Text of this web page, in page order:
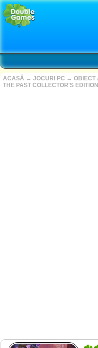
ACASĂ → JOCURI PC → OBIECT
THE PAST COLLECTOR'S EDITION